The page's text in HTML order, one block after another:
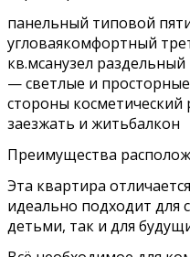
панельный типовой
угловаякомфортный
кв.мсанузел
— светлые и
стороны
заезжать и житьбалкон
Преимущества
Эта квартира
идеально подходит для
детьми, так и для